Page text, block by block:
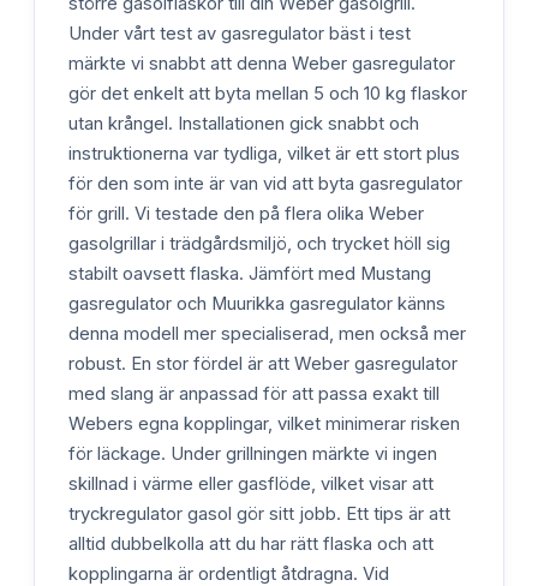
Under vårt test av gasregulator bäst i test
märkte vi snabbt att denna Weber gasregulator
gör det enkelt att byta mellan 5 och 10 kg flaskor
utan krångel. Installationen gick snabbt och
instruktionerna var tydliga, vilket är ett stort plus
för den som inte är van vid att byta gasregulator
för grill. Vi testade den på flera olika Weber
gasolgrillar i trädgårdsmiljö, och trycket höll sig
stabilt oavsett flaska. Jämfört med Mustang
gasregulator och Muurikka gasregulator känns
denna modell mer specialiserad, men också mer
robust. En stor fördel är att Weber gasregulator
med slang är anpassad för att passa exakt till
Webers egna kopplingar, vilket minimerar risken
för läckage. Under grillningen märkte vi ingen
skillnad i värme eller gasflöde, vilket visar att
tryckregulator gasol gör sitt jobb. Ett tips är att
alltid dubbelkolla att du har rätt flaska och att
kopplingarna är ordentligt åtdragna. Vid